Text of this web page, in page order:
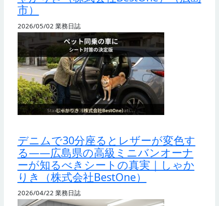
市）
2026/05/02 業務日誌
デニムで30分座るとレザーが変色す
る——広島県の高級ミニバンオーナ
ーが知るべきシートの真実｜しゃか
りき（株式会社BestOne）
2026/04/22 業務日誌